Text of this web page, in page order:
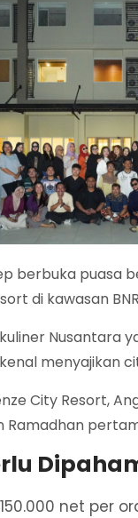
berbuka puasa
di kawasan
Nusantara
menyajikan
City Resort,
net per